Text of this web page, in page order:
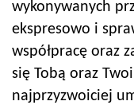
wykonywanych
ekspresowo i
współpracę oraz
się Tobą oraz
najprzyzwoiciej